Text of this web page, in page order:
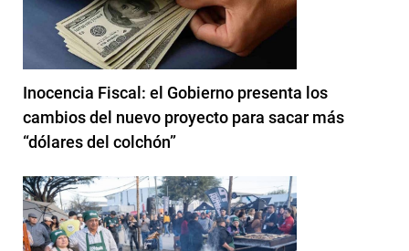
Inocencia Fiscal: el Gobierno presenta los
cambios del nuevo proyecto para sacar más
“dólares del colchón”